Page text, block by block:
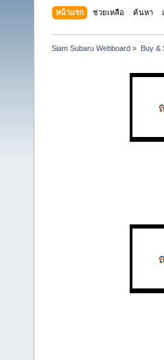
หน้าแรก ช่วยเหลือ ค้นหา
Siam Subaru Webboard » Buy &